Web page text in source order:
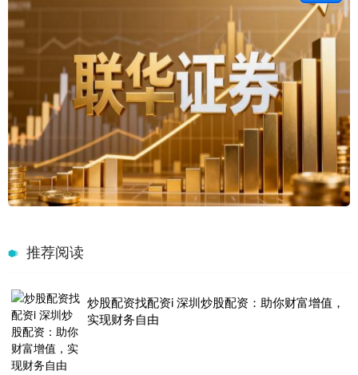
推荐阅读
炒股配资找配资i 深圳炒股配资：助你财富增值，
实现财务自由